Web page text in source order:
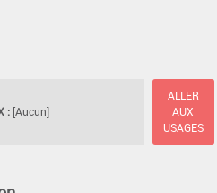
: [Aucun]
ALLER
AUX
USAGES